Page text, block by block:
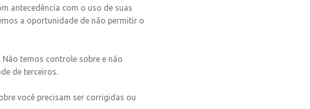
antecedência com o uso de suas
a oportunidade de não permitir o
temos controle sobre e não
de terceiros.
você precisam ser corrigidas ou